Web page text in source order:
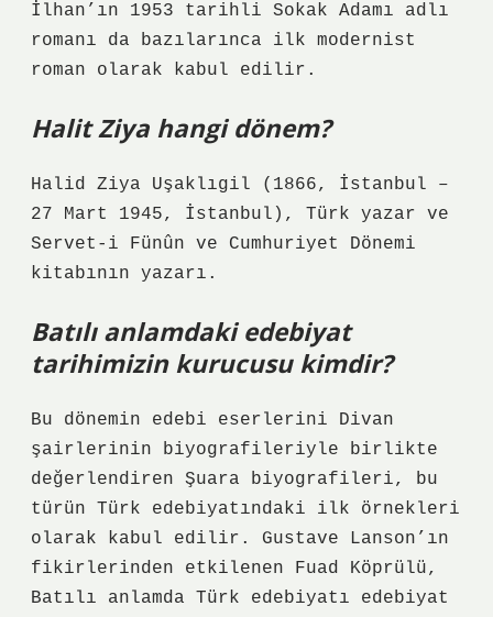
İlhan’ın 1953 tarihli Sokak Adamı adlı
romanı da bazılarınca ilk modernist
roman olarak kabul edilir.
Halit Ziya hangi dönem?
Halid Ziya Uşaklıgil (1866, İstanbul –
27 Mart 1945, İstanbul), Türk yazar ve
Servet-i Fünûn ve Cumhuriyet Dönemi
kitabının yazarı.
Batılı anlamdaki edebiyat
tarihimizin kurucusu kimdir?
Bu dönemin edebi eserlerini Divan
şairlerinin biyografileriyle birlikte
değerlendiren Şuara biyografileri, bu
türün Türk edebiyatındaki ilk örnekleri
olarak kabul edilir. Gustave Lanson’ın
fikirlerinden etkilenen Fuad Köprülü,
Batılı anlamda Türk edebiyatı edebiyat